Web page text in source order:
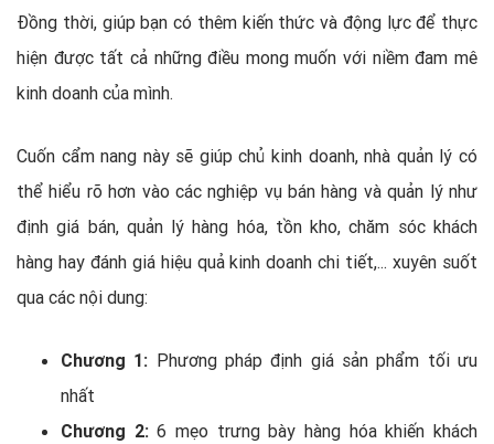
Đồng thời, giúp bạn có thêm kiến thức và động lực để thực
hiện được tất cả những điều mong muốn với niềm đam mê
kinh doanh của mình.
Cuốn cẩm nang này sẽ giúp chủ kinh doanh, nhà quản lý có
thể hiểu rõ hơn vào các nghiệp vụ bán hàng và quản lý như
định giá bán, quản lý hàng hóa, tồn kho, chăm sóc khách
hàng hay đánh giá hiệu quả kinh doanh chi tiết,... xuyên suốt
qua các nội dung:
Chương 1: Phương pháp định giá sản phẩm tối ưu
nhất
Chương 2:6 mẹo trưng bày hàng hóa khiến khách